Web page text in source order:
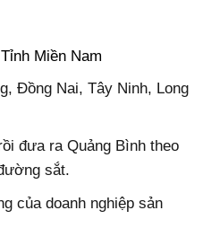
Miền Nam
Đồng Nai, Tây Ninh, Long
đưa ra Quảng Bình theo
sắt.
của doanh nghiệp sản